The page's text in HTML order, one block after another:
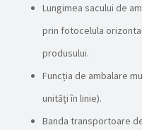
Lungimea sacului de
prin fotocelula
produsului.
Funcția de ambalare
unități în linie).
Banda transportoare